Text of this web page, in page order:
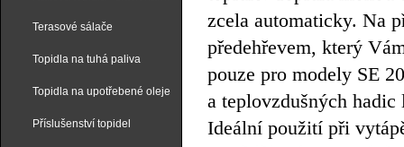
Terasové sálače
Topidla na tuhá paliva
Topidla na upotřebené oleje
Příslušenství topidel
zcela automaticky. Na
předehřevem, který
pouze pro modely SE
a teplovzdušných
Ideální použití při